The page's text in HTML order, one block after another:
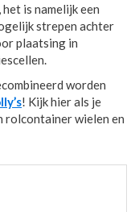
is namelijk een
strepen achter
plaatsing in
worden
! Kijk hier als je
rolcontainer wielen en